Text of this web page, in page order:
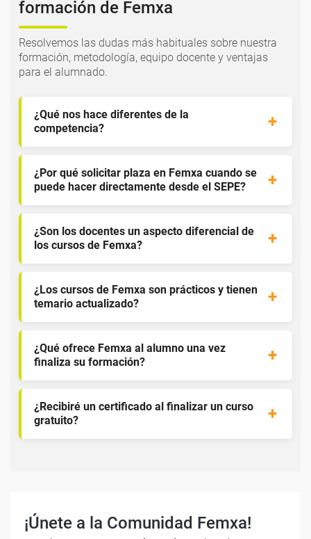
formación de Femxa
Resolvemos las dudas más habituales sobre nuestra
formación, metodología, equipo docente y ventajas
para el alumnado.
¿Qué nos hace diferentes de la
competencia?
¿Por qué solicitar plaza en Femxa cuando se
puede hacer directamente desde el SEPE?
¿Son los docentes un aspecto diferencial de
los cursos de Femxa?
¿Los cursos de Femxa son prácticos y tienen
temario actualizado?
¿Qué ofrece Femxa al alumno una vez
finaliza su formación?
¿Recibiré un certificado al finalizar un curso
gratuito?
¡Únete a la Comunidad Femxa!